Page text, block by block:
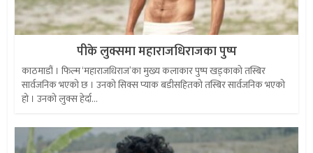
पीके लुक्समा महाराजधिराजका पुष्प
काठमाडौं । फिल्म ‘महाराजधिराज’का मुख्य कलाकार पुष्प खड्काको तस्बिर
सार्वजनिक भएको छ । उनको सिक्स प्याक बडीसहितको तस्बिर सार्वजनिक भएको
हो । उनको लुक्स हेर्दा...